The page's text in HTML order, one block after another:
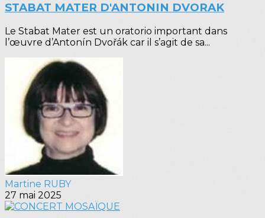
STABAT MATER D'ANTONIN DVORAK
Le Stabat Mater est un oratorio important dans
l’œuvre d’Antonín Dvořák car il s’agit de sa...
Martine RUBY
27 mai 2025